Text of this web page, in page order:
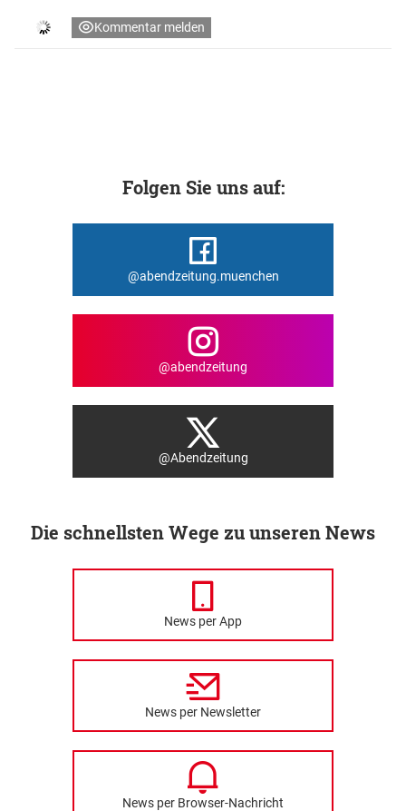
Kommentar melden
Folgen Sie uns auf:
@abendzeitung.muenchen
@abendzeitung
@Abendzeitung
Die schnellsten Wege zu unseren News
News per App
News per Newsletter
News per Browser-Nachricht